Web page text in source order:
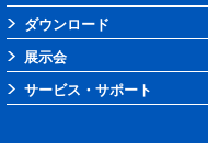
ダウンロード
展示会
サービス・サポート